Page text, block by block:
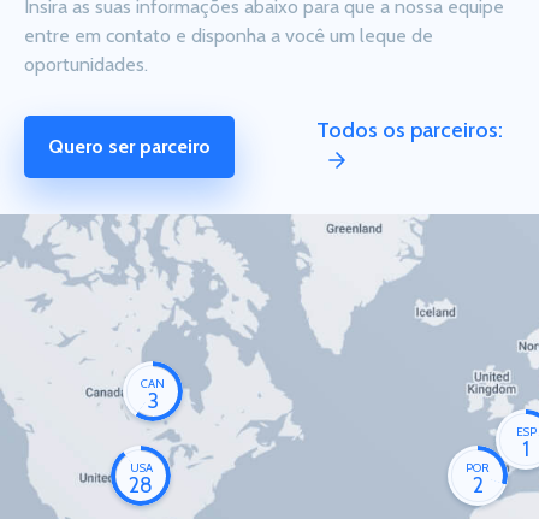
Insira as suas informações abaixo para que a nossa equipe
entre em contato e disponha a você um leque de
oportunidades.
Quero ser parceiro
Todos os parceiros:
CAN
3
USA
28
POR
2
ESP
1